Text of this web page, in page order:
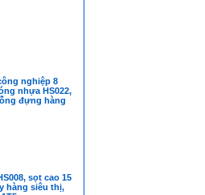
nghiệp 8
nhựa HS022,
đựng hàng
sọt cao 15
hàng siêu thị,